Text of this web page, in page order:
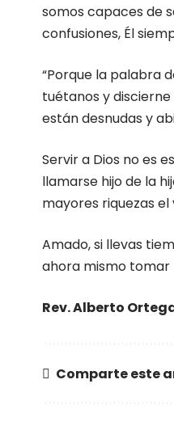
somos capaces de
confusiones, Él
“Porque la palabra
tuétanos y
están desnudas y
Servir a Dios no es
llamarse hijo de la
mayores riquezas el
Amado, si llevas
ahora mismo tomar
Rev. Alberto
Comparte este